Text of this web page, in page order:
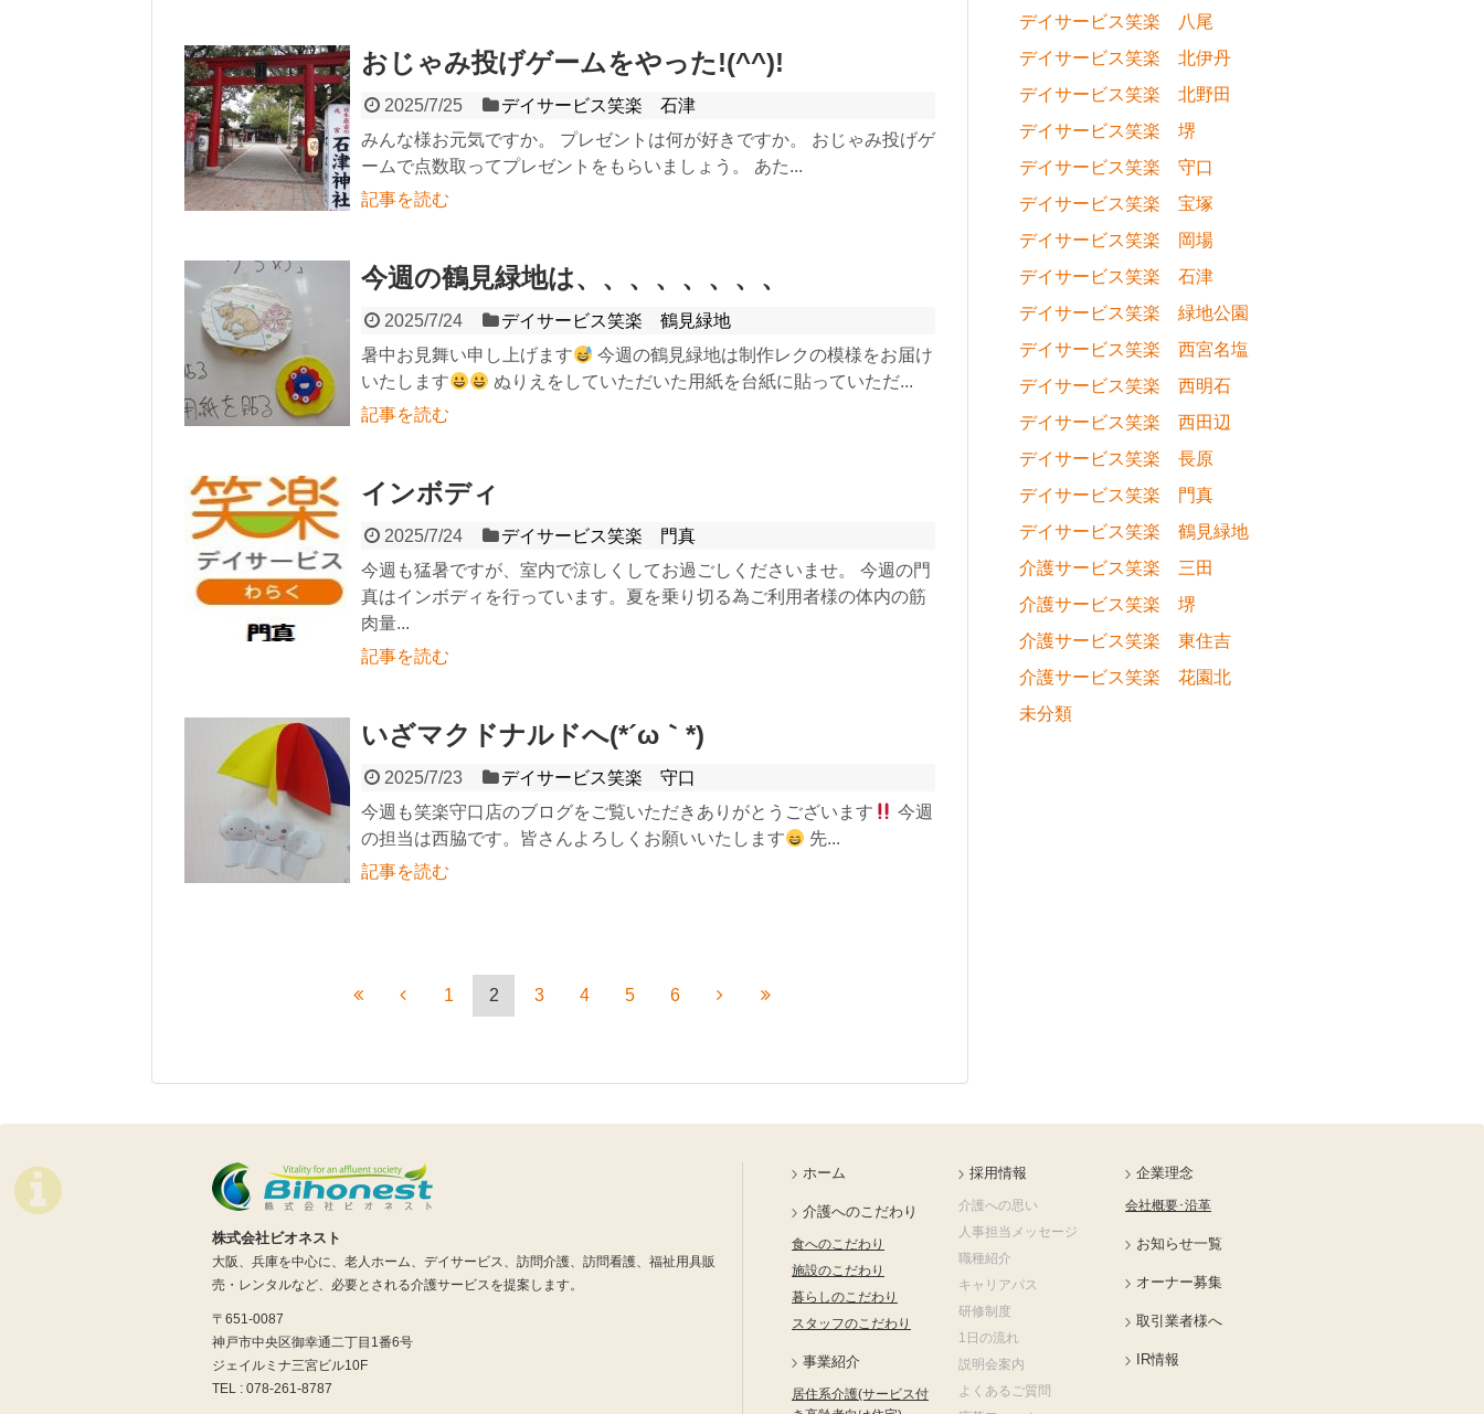
おじゃみ投げゲームをやった!(^^)!
2025/7/25
デイサービス笑楽 石津
みんな様お元気ですか。 プレゼントは何が好きですか。 おじゃみ投げゲ
ームで点数取ってプレゼントをもらいましょう。 あた...
記事を読む
今週の鶴見緑地は、、、、、、、、
2025/7/24
デイサービス笑楽 鶴見緑地
暑中お見舞い申し上げます
今週の鶴見緑地は制作レクの模様をお届け
いたします
ぬりえをしていただいた用紙を台紙に貼っていただ...
記事を読む
インボディ
2025/7/24
デイサービス笑楽 門真
今週も猛暑ですが、室内で涼しくしてお過ごしくださいませ。 今週の門
真はインボディを行っています。夏を乗り切る為ご利用者様の体内の筋
肉量...
記事を読む
いざマクドナルドへ(*´ω｀*)
2025/7/23
デイサービス笑楽 守口
今週も笑楽守口店のブログをご覧いただきありがとうございます
今週
の担当は西脇です。皆さんよろしくお願いいたします
先...
記事を読む
1 2 3 4 5 6
デイサービス笑楽 八尾
デイサービス笑楽 北伊丹
デイサービス笑楽 北野田
デイサービス笑楽 堺
デイサービス笑楽 守口
デイサービス笑楽 宝塚
デイサービス笑楽 岡場
デイサービス笑楽 石津
デイサービス笑楽 緑地公園
デイサービス笑楽 西宮名塩
デイサービス笑楽 西明石
デイサービス笑楽 西田辺
デイサービス笑楽 長原
デイサービス笑楽 門真
デイサービス笑楽 鶴見緑地
介護サービス笑楽 三田
介護サービス笑楽 堺
介護サービス笑楽 東住吉
介護サービス笑楽 花園北
未分類
株式会社ビオネスト
大阪、兵庫を中心に、老人ホーム、デイサービス、訪問介護、訪問看護、福祉用具販
売・レンタルなど、必要とされる介護サービスを提案します。
〒651-0087
神戸市中央区御幸通二丁目1番6号
ジェイルミナ三宮ビル10F
TEL : 078-261-8787
ホーム
介護へのこだわり
食へのこだわり
施設のこだわり
暮らしのこだわり
スタッフのこだわり
事業紹介
居住系介護(サービス付
採用情報
介護への思い
人事担当メッセージ
職種紹介
キャリアパス
研修制度
1日の流れ
説明会案内
よくあるご質問
企業理念
会社概要･沿革
お知らせ一覧
オーナー募集
取引業者様へ
IR情報